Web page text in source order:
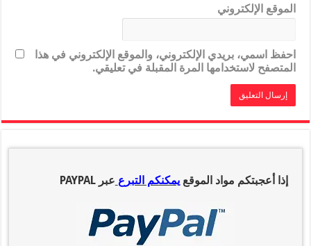
الموقع الإلكتروني
احفظ اسمي، بريدي الإلكتروني، والموقع الإلكتروني في هذا
المتصفح لاستخدامها المرة المقبلة في تعليقي.
إذا أعجبتكم مواد الموقع يمكنكم التبرع عبر PAYPAL